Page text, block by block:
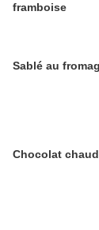
framboise
Sablé au
Chocolat chaud